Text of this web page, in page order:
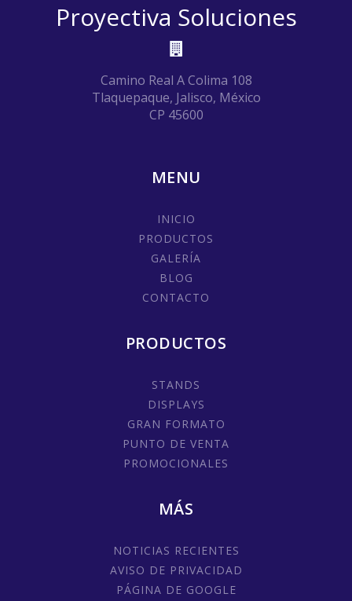
Proyectiva Soluciones
Camino Real A Colima 108
Tlaquepaque, Jalisco, México
CP 45600
MENU
INICIO
PRODUCTOS
GALERÍA
BLOG
CONTACTO
PRODUCTOS
STANDS
DISPLAYS
GRAN FORMATO
PUNTO DE VENTA
PROMOCIONALES
MÁS
NOTICIAS RECIENTES
AVISO DE PRIVACIDAD
PÁGINA DE GOOGLE